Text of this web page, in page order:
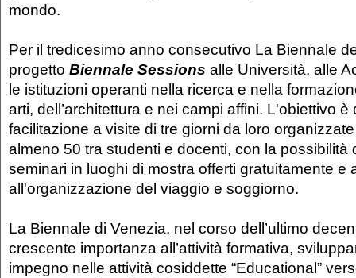
mondo.
Per il tredicesimo anno consecutivo La Biennale
progetto Biennale Sessions alle Università, alle
le istituzioni operanti nella ricerca e nella
arti, dell’architettura e nei campi affini. L'obiettivo
facilitazione a visite di tre giorni da loro
almeno 50 tra studenti e docenti, con la possibilità
seminari in luoghi di mostra offerti gratuitamente e
all'organizzazione del viaggio e soggiorno.
La Biennale di Venezia, nel corso dell’ultimo
crescente importanza all’attività formativa,
impegno nelle attività cosiddette “Educational”